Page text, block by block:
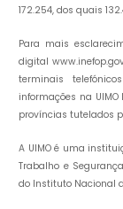
172.254, dos quais
Para mais
digital
terminais
informações na
províncias tutelados
A UIMO é uma
Trabalho e
do Instituto Nacional